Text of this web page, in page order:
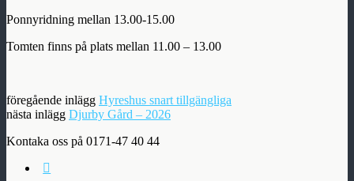
Ponnyridning mellan 13.00-15.00
Tomten finns på plats mellan 11.00 – 13.00
föregående inlägg Hyreshus snart tillgängliga
nästa inlägg Djurby Gård – 2026
Kontaka oss på 0171-47 40 44